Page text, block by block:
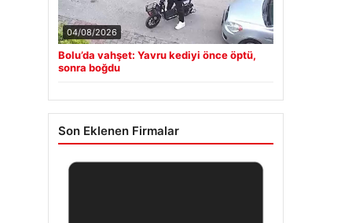
04/08/2026
Bolu’da vahşet: Yavru kediyi önce öptü,
sonra boğdu
Son Eklenen Firmalar